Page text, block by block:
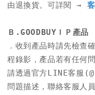
由退換貨。可詳閱 →
Ｂ.GOODBUYＩＰ產品
． 收到產品時請先檢查
程錄影，產品若有任何
請透過官方LINE客服
問題描述，聯絡客服人